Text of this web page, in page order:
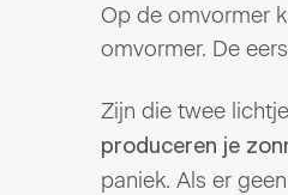
Op de omvormer
omvormer. De
Zijn die twee
produceren je
paniek. Als er